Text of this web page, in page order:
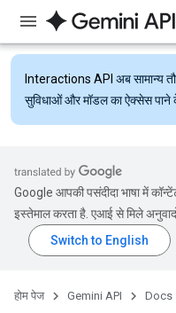
Interactions API अब सामान्य
सुविधाओं और मॉडल का ऐक्सेस पाने
Google आपकी पसंदीदा भाषा में
इस्तेमाल करता है. एआई से मिले
होम पेज Gemini API Docs